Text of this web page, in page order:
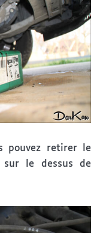
pouvez retirer le
sur le dessus de